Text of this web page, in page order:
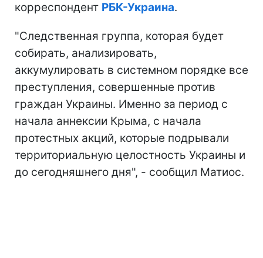
корреспондент РБК-Украина.
"Следственная группа, которая будет
собирать, анализировать,
аккумулировать в системном порядке все
преступления, совершенные против
граждан Украины. Именно за период с
начала аннексии Крыма, с начала
протестных акций, которые подрывали
территориальную целостность Украины и
до сегодняшнего дня", - сообщил Матиос.